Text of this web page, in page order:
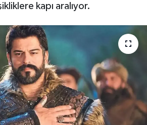
kapı aralıyor.